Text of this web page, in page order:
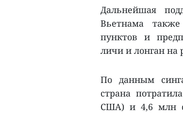
Дальнейшая
Вьетнама
пунктов и
личи и лонган на
По данным
страна
США) и 4,6 млн